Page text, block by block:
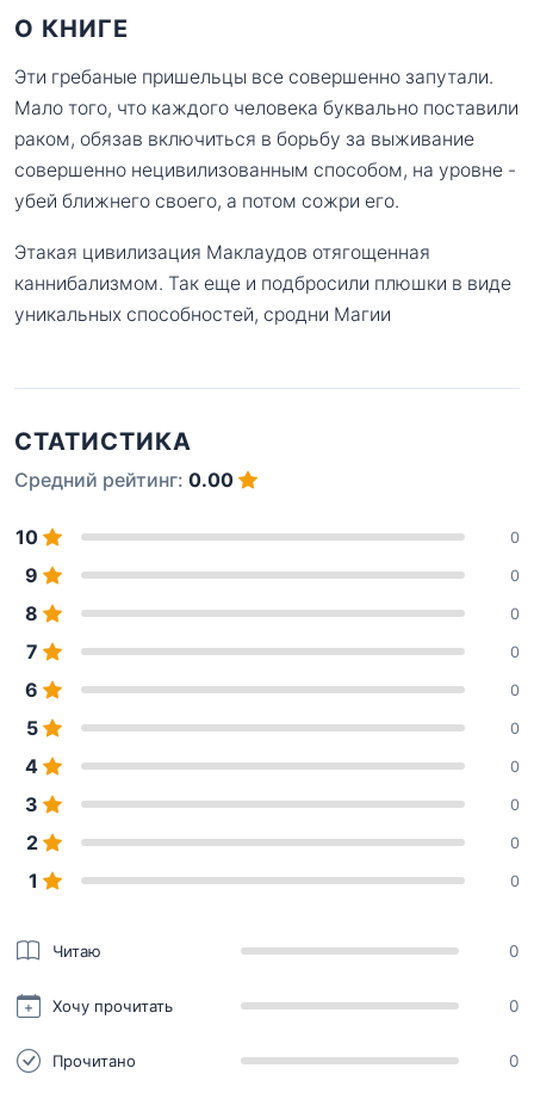
О КНИГЕ
Эти гребаные пришельцы все совершенно запутали.
Мало того, что каждого человека буквально поставили
раком, обязав включиться в борьбу за выживание
совершенно нецивилизованным способом, на уровне -
убей ближнего своего, а потом сожри его.
Этакая цивилизация Маклаудов отягощенная
каннибализмом. Так еще и подбросили плюшки в виде
уникальных способностей, сродни Магии
СТАТИСТИКА
Средний рейтинг: 0.00
10 0
9 0
8 0
7 0
6 0
5 0
4 0
3 0
2 0
1 0
Читаю 0
Хочу прочитать 0
Прочитано 0